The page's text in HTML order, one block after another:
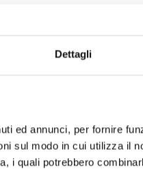
Dettagli
ed annunci, per fornire
sul modo in cui utilizza il
i quali potrebbero